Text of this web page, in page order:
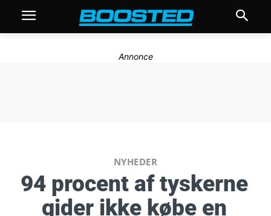
Annonce
NYHEDER
94 procent af tyskerne
gider ikke købe en